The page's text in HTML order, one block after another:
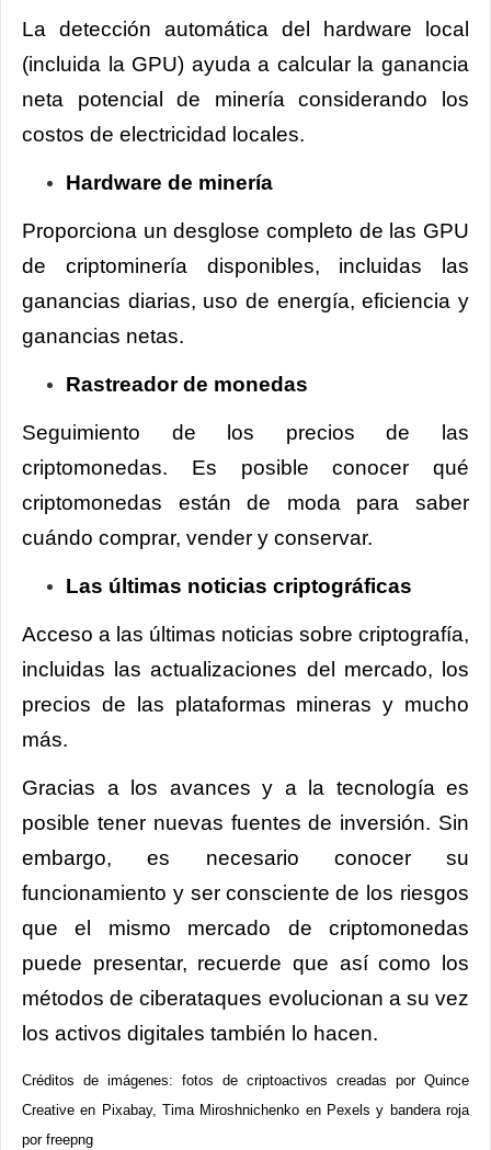
La detección automática del hardware local
(incluida la GPU) ayuda a calcular la ganancia
neta potencial de minería considerando los
costos de electricidad locales.
Hardware de minería
Proporciona un desglose completo de las GPU
de criptominería disponibles, incluidas las
ganancias diarias, uso de energía, eficiencia y
ganancias netas.
Rastreador de monedas
Seguimiento de los precios de las
criptomonedas. Es posible conocer qué
criptomonedas están de moda para saber
cuándo comprar, vender y conservar.
Las últimas noticias criptográficas
Acceso a las últimas noticias sobre criptografía,
incluidas las actualizaciones del mercado, los
precios de las plataformas mineras y mucho
más.
Gracias a los avances y a la tecnología es
posible tener nuevas fuentes de inversión. Sin
embargo, es necesario conocer su
funcionamiento y ser consciente de los riesgos
que el mismo mercado de criptomonedas
puede presentar, recuerde que así como los
métodos de ciberataques evolucionan a su vez
los activos digitales también lo hacen.
Créditos de imágenes: fotos de criptoactivos creadas por Quince
Creative en Pixabay, Tima Miroshnichenko enPexels y bandera roja
por freepng